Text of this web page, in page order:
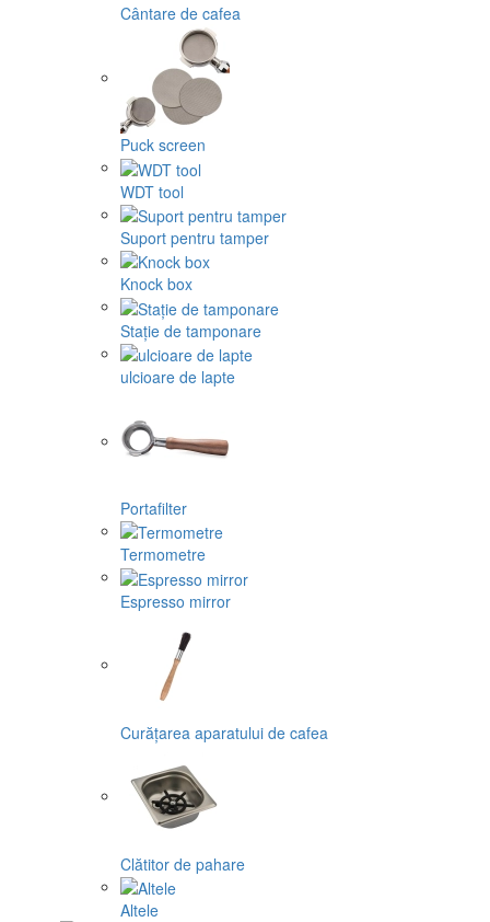
Cântare de cafea
Puck screen
WDT tool
Suport pentru tamper
Knock box
Stație de tamponare
ulcioare de lapte
Portafilter
Termometre
Espresso mirror
Curățarea aparatului de cafea
Clătitor de pahare
Altele